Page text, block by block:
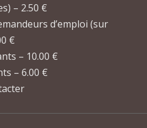
– 2.50 €
d’emploi (sur
€
– 10.00 €
– 6.00 €